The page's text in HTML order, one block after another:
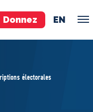
Donnez EN
électorales